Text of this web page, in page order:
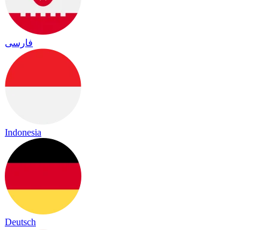
فارسی
Indonesia
Deutsch